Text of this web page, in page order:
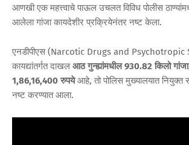
आणखी एक महत्त्वाचे पाऊल उचलत विविध पोलीस
आलेला गांजा कायदेशीर प्रक्रियेनंतर नष्ट केला.
एनडीपीएस (Narcotic Drugs and Psychotropic
कायद्यांतर्गत दाखल आठ गुन्ह्यांमधील 930.82 किलो गांजा
1,86,16,400 रुपयेआहे, तो पोलिस मुख्यालयात नियुक्त
नष्ट करण्यात आला.